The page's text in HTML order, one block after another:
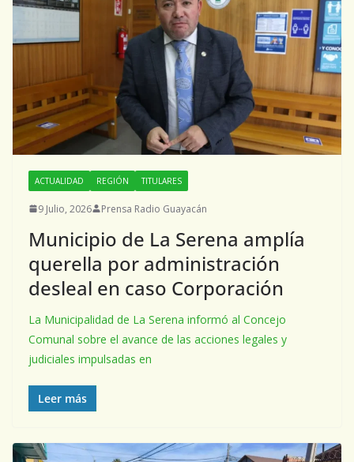
ACTUALIDAD REGIÓN TITULARES
9 Julio, 2026 Prensa Radio Guayacán
Municipio de La Serena amplía
querella por administración
desleal en caso Corporación
La Municipalidad de La Serena informó al Concejo
Comunal sobre el avance de las acciones legales y
judiciales impulsadas en
Leer más